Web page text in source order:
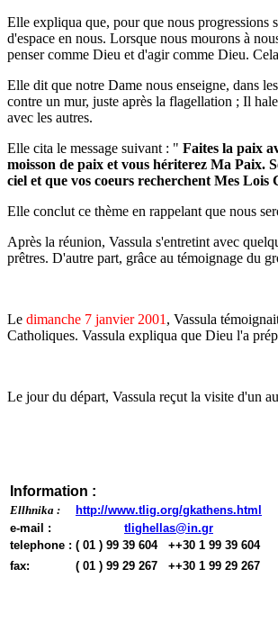
Elle expliqua que, pour que nous progressions
d'espace en nous. Lorsque nous mourons à
penser comme Dieu et d'agir comme Dieu.
Elle dit que notre Dame nous enseigne, dans
contre un mur, juste après la flagellation ; Il
avec les autres.
Elle cita le message suivant : " Faites la paix
moisson de paix et vous hériterez Ma Paix.
ciel et que vos coeurs recherchent Mes Lois
Elle conclut ce thème en rappelant que nous
Après la réunion, Vassula s'entretint avec
prêtres. D'autre part, grâce au témoignage du
Le dimanche 7 janvier 2001 , Vassula
Catholiques. Vassula expliqua que Dieu l'a
Le jour du départ, Vassula reçut la visite d'un
Information :
Ellhnika :
http://www.tlig.org/gkathens.html
e-mail :
tlighellas@in.gr
telephone : ( 01 ) 99 39 604
++30 1 99 39 604
fax:
( 01 ) 99 29 267 ++30 1 99 29 267